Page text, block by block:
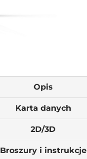
Opis
Karta danych
2D/3D
Broszury i instrukcje